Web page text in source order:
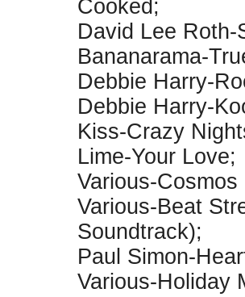
Cooked;
David Lee Roth-
Bananarama-
Debbie Harry-
Debbie Harry-
Kiss-Crazy
Lime-Your Love;
Various-
Various-Beat
Soundtrack);
Paul Simon-
Various-Holiday